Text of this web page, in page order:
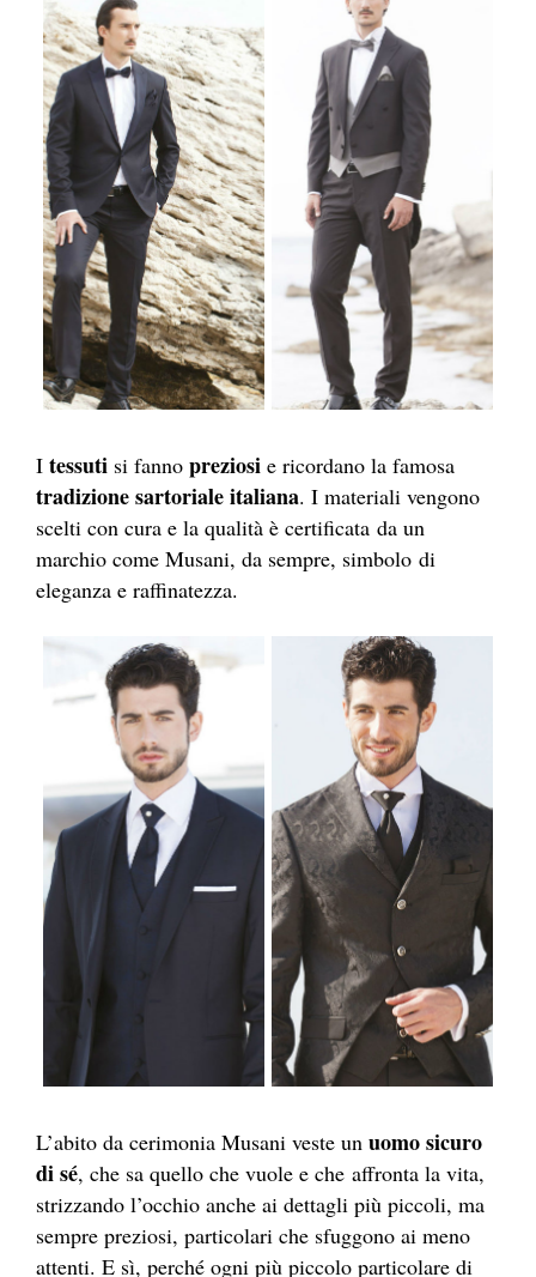
I tessuti si fanno preziosi e ricordano la famosa
tradizione sartoriale italiana. I materiali vengono
scelti con cura e la qualità è certificata da un
marchio come Musani, da sempre, simbolo di
eleganza e raffinatezza.
L’abito da cerimonia Musani veste un uomo sicuro
di sé, che sa quello che vuole e che affronta la vita,
strizzando l’occhio anche ai dettagli più piccoli, ma
sempre preziosi, particolari che sfuggono ai meno
attenti. E sì, perché ogni più piccolo particolare di